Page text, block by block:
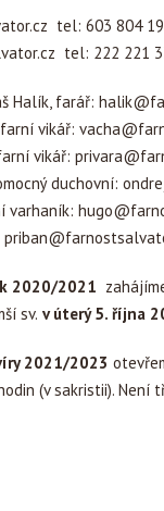
tel: 603 804
tel: 222 221
Halík, farář:
farní vikář:
vikář:
duchovní:
varhaník:
2020/2021
sv. v úterý 5. října
2021/2023
(v sakristii). Není